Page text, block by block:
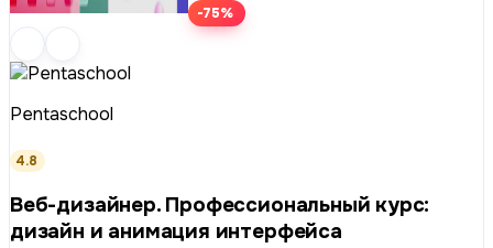
-75%
Pentaschool
4.8
Веб-дизайнер. Профессиональный курс:
дизайн и анимация интерфейса